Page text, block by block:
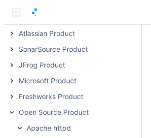
Team Files
Atlassian Product
SonarSource Product
JFrog Product
Microsoft Product
Freshworks Product
Open Source Product
Apache httpd